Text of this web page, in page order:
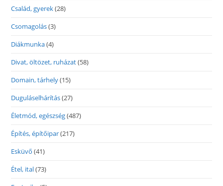
Család, gyerek(28)
Csomagolás(3)
Diákmunka(4)
Divat, öltözet, ruházat(58)
Domain, tárhely(15)
Duguláselhárítás(27)
Életmód, egészség(487)
Építés, építőipar(217)
Esküvő (41)
Étel, ital(73)